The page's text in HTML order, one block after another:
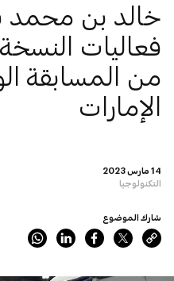
14 مارس 2023
التكنولوجيا
خالد بن محمد
فعاليات
من المسابقة
الإمارات
شارك الموضوع